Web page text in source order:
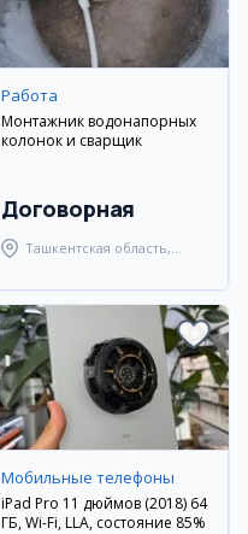
Работа
Монтажник водонапорных
колонок и сварщик
Договорная
Ташкентская область,
Мобильные телефоны
iPad Pro 11 дюймов (2018) 64
ГБ, Wi-Fi, LLA, состояние 85%